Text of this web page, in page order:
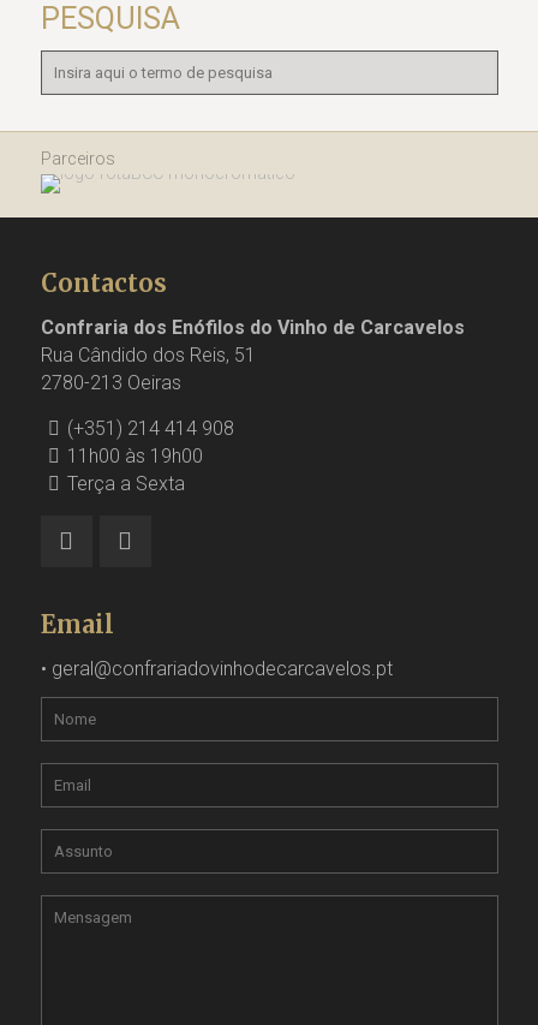
PESQUISA
Parceiros
Contactos
Confraria dos Enófilos do Vinho de Carcavelos
Rua Cândido dos Reis, 51
2780-213 Oeiras
(+351) 214 414 908
11h00 às 19h00
Terça a Sexta
Email
• geral@confrariadovinhodecarcavelos.pt